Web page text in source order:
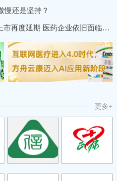
慢还是坚持？
恒瑞医药“双艾”组合赴美上市再度延期 医药企业依旧面临出海“获批”难题
更多+